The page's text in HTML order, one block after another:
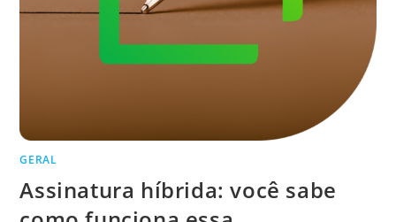
GERAL
Assinatura híbrida: você sabe